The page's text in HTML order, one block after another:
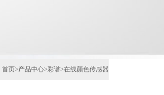
首页>产品中心>彩谱>在线颜色传感器